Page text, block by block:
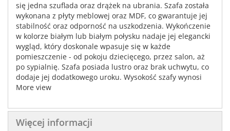
się jedna szuflada oraz drążek na ubrania. Szafa została
wykonana z płyty meblowej oraz MDF, co gwarantuje jej
stabilność oraz odporność na uszkodzenia. Wykończenie
w kolorze białym lub białym połysku nadaje jej elegancki
wygląd, który doskonale wpasuje się w każde
pomieszczenie - od pokoju dziecięcego, przez salon, aż
po sypialnię. Szafa posiada lustro oraz brak uchwytu, co
dodaje jej dodatkowego uroku. Wysokość szafy wynosi
198 cm, szerokość 60 cm, a głębokość 40 cm. To idealna
oraz estetykę.
More view
Więcej informacji